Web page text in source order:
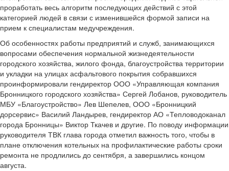
проработать весь алгоритм последующих действий с этой
категорией людей в связи с изменившейся формой записи на
прием к специалистам медучреждения.
Об особенностях работы предприятий и служб, занимающихся
вопросами обеспечения нормальной жизнедеятельности
городского хозяйства, жилого фонда, благоустройства территории
и укладки на улицах асфальтового покрытия собравшихся
проинформировали гендиректор ООО «Управляющая компания
Бронницкого городского хозяйства» Сергей Лобанов, руководитель
МБУ «Благоустройство» Лев Шепелев, ООО «Бронницкий
дорсервис» Василий Ландырев, гендиректор АО «Тепловодоканал
города Бронницы» Виктор Ткачев и другие. По поводу информации
руководителя ТВК глава города отметил важность того, чтобы в
плане отключения котельных на профилактические работы сроки
ремонта не продлились до сентября, а завершились концом
августа.